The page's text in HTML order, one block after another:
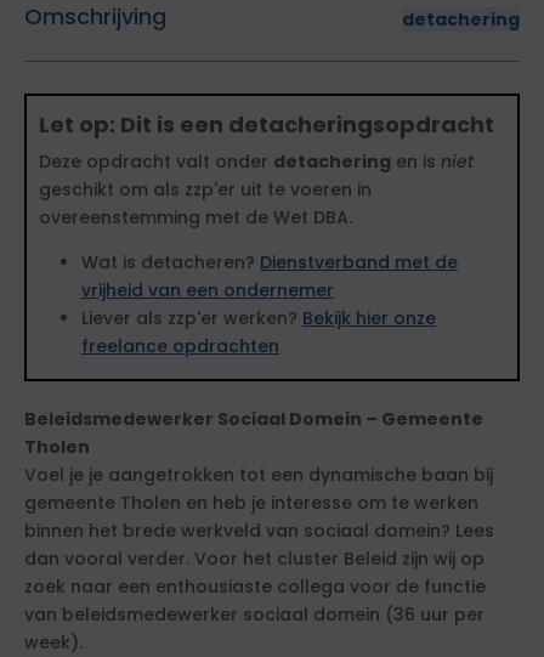
Omschrijving detachering
Let op: Dit is een detacheringsopdracht
Deze opdracht valt onder detachering en is niet
geschikt om als zzp'er uit te voeren in
overeenstemming met de Wet DBA.
Wat is detacheren? Dienstverband met de
vrijheid van een ondernemer
Liever als zzp'er werken? Bekijk hier onze
freelance opdrachten
Beleidsmedewerker Sociaal Domein – Gemeente
Tholen
Voel je je aangetrokken tot een dynamische baan bij
gemeente Tholen en heb je interesse om te werken
binnen het brede werkveld van sociaal domein? Lees
dan vooral verder. Voor het cluster Beleid zijn wij op
zoek naar een enthousiaste collega voor de functie
van beleidsmedewerker sociaal domein (36 uur per
week).